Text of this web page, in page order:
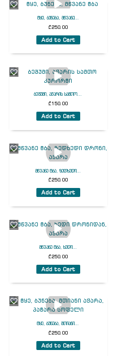
ტყე, ბუნება, მწვანე...
₾250.00
Add to Cart
ბეშუმი, აჭარის სამთო...
₾150.00
Add to Cart
მწვანე ტბა, ზედხედი...
₾250.00
Add to Cart
მწვანე ტბა, ხედი...
₾250.00
Add to Cart
ტყე, ბუნება, მთიანი...
₾250.00
Add to Cart